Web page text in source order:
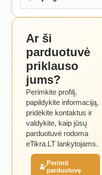
Ar ši
parduotuvė
priklauso
jums?
Perimkite profilį,
papildykite informaciją,
pridėkite kontaktus ir
valdykite, kaip jūsų
parduotuvė rodoma
eTikra.LT lankytojams.
Perimti
parduotuvę